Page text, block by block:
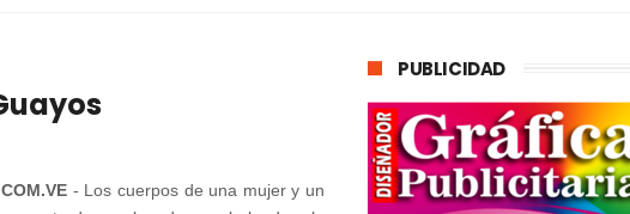
- Los cuerpos de una mujer y un
PUBLICIDAD